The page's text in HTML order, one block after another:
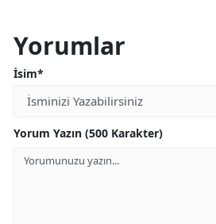
Yorumlar
İsim*
Yorum Yazın (500 Karakter)